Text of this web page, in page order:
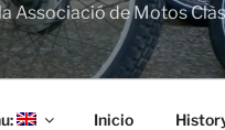
Associació de Motos
Inicio